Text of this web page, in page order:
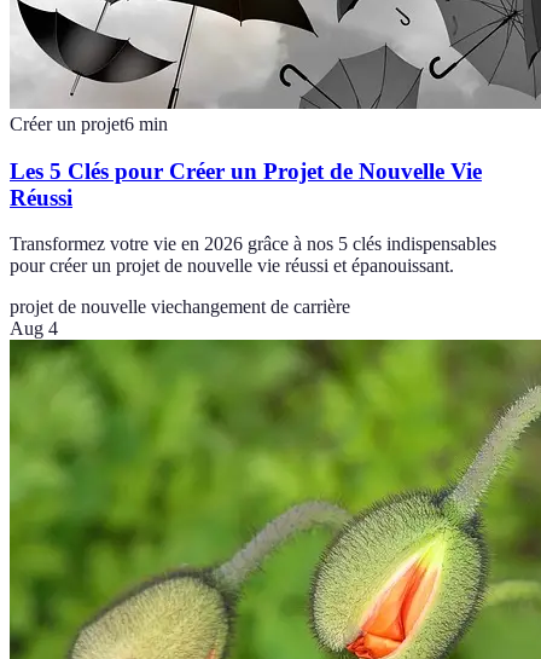
Créer un projet6 min
Les 5 Clés pour Créer un Projet de Nouvelle Vie
Réussi
Transformez votre vie en 2026 grâce à nos 5 clés indispensables
pour créer un projet de nouvelle vie réussi et épanouissant.
projet de nouvelle viechangement de carrière
Aug 4